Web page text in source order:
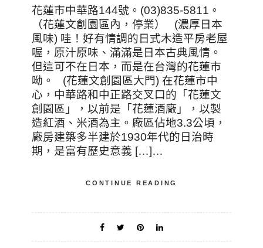
花蓮市中華路144號。(03)835-5811。
（花蓮文創園區內，停業） (濃厚日本
風味) 哇！好有情調的日式木造平房老屋
喔，原汁原味、滿滿是日本古典風情。
但這可不在日本，而是在台灣的花蓮市
呦。 (花蓮文創園區大門) 在花蓮市中
心，中華路和中正路交叉口的「花蓮文
創園區」，以前是「花蓮酒廠」，以製
造紅酒、米酒為主。廠區佔地3.3公頃，
廠房建築多半建於1930年代的日治時
期，是富有歷史意義 […]…
CONTINUE READING